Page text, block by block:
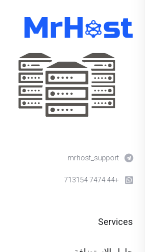
mrhost_support
+44 7474 713154
Services